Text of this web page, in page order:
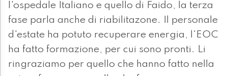
l'ospedale Italiano e quello di Faido, la terza
fase parla anche di riabilitazone. Il personale
d'estate ha potuto recuperare energia, l'EOC
ha fatto formazione, per cui sono pronti. Li
ringraziamo per quello che hanno fatto nella